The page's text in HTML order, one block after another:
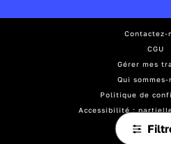
Contactez-
CGU
Gérer mes
Qui sommes-
Politique de
Accessibilité :
Mentions